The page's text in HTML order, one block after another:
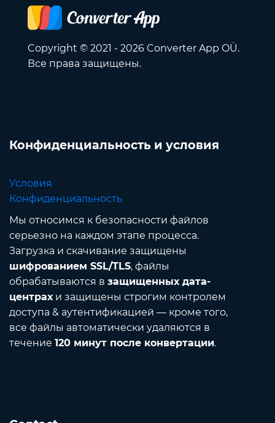
Copyright © 2021 - 2026 Converter App OÜ.
Все права защищены.
Конфиденциальность и условия
Условия
Конфиденциальность
Мы относимся к безопасности файлов
серьезно на каждом этапе процесса.
Загрузка и скачивание защищены
шифрованием SSL/TLS, файлы
обрабатываются в защищенных дата-
центрахи защищены строгим контролем
доступа & аутентификацией — кроме того,
все файлы автоматически удаляются в
течение 120 минут после конвертации.